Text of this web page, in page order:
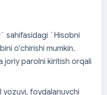
sahifasidagi `Hisobni
o'chirishi mumkin.
joriy parolni kiritish orqali
foydalanuvchi